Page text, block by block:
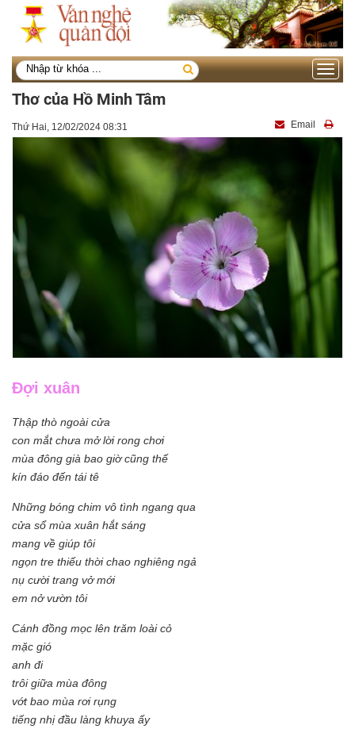
Toggle
Thơ của Hồ Minh Tâm
Thứ Hai, 12/02/2024 08:31 Email
Đợi xuân
Thập thò ngoài cửa
con mắt chưa mở lời rong chơi
mùa đông già bao giờ cũng thế
kín đáo đến tái tê
Những bóng chim vô tình ngang qua
cửa sổ mùa xuân hắt sáng
mang về giúp tôi
ngọn tre thiếu thời chao nghiêng ngả
nụ cười trang vở mới
em nở vườn tôi
Cánh đồng mọc lên trăm loài cỏ
mặc gió
anh đi
trôi giữa mùa đông
vớt bao mùa rơi rụng
tiếng nhị đầu làng khuya ấy